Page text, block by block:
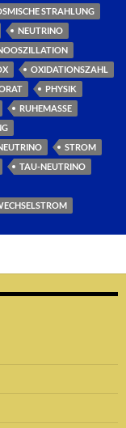
STRAHLUNG
NEUTRINO
OXIDATIONSZAHL
PHYSIK
RUHEMASSE
STROM
TAU-NEUTRINO